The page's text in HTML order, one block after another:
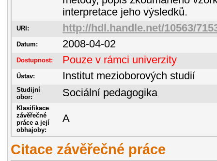
interpretace jeho výsledků.
URI: http://hdl.handle.net/10563/
Datum: 2008-04-02
Dostupnost: Pouze v rámci univerzity
Ústav: Institut mezioborových studií
Studijní
obor:
Sociální pedagogika
Klasifikace
závěřečné
práce a její
obhajoby:
A
Citace závěřečné práce